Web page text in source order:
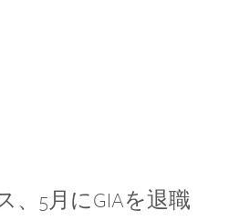
、5月にGIAを退職